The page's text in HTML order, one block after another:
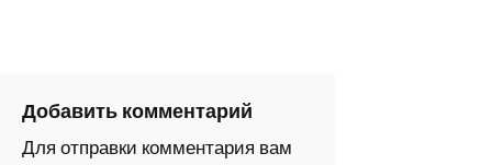
Добавить комментарий
Для отправки комментария вам